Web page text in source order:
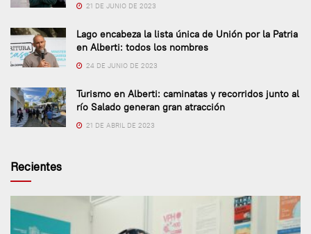
21 DE JUNIO DE 2023
Lago encabeza la lista única de Unión por la Patria
en Alberti: todos los nombres
24 DE JUNIO DE 2023
Turismo en Alberti: caminatas y recorridos junto al
río Salado generan gran atracción
21 DE ABRIL DE 2023
Recientes